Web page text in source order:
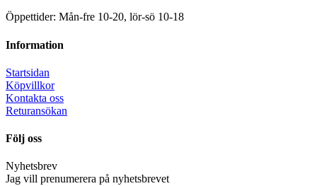
Öppettider: Mån-fre 10-20, lör-sö 10-18
Information
Startsidan
Köpvillkor
Kontakta oss
Returansökan
Följ oss
Nyhetsbrev
Jag vill prenumerera på nyhetsbrevet